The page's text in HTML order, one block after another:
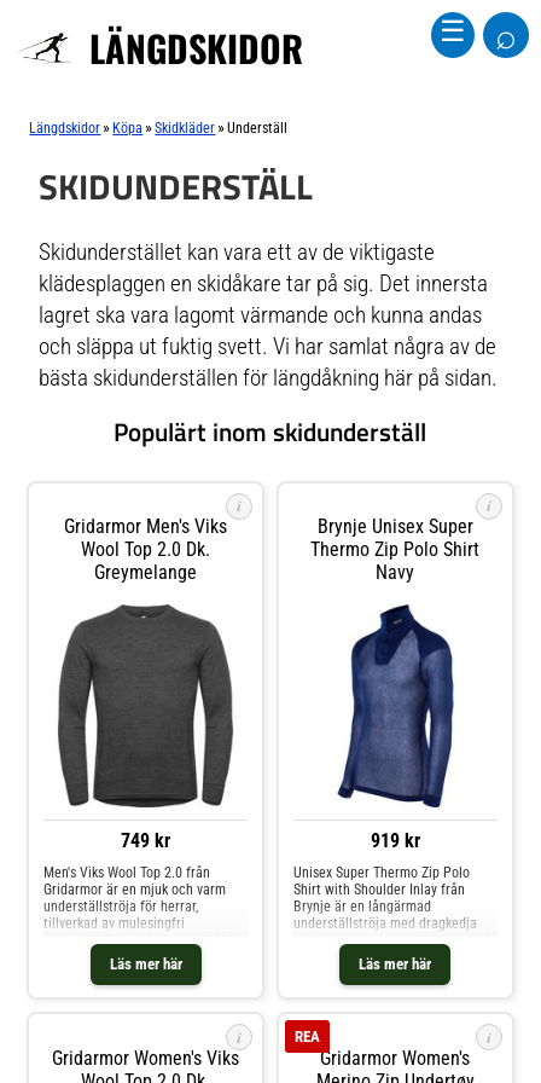
LÄNGDSKIDOR ☰ ⌕
Längdskidor » Köpa »Skidkläder »Underställ
SKIDUNDERSTÄLL
Skidunderstället kan vara ett av de viktigaste
klädesplaggen en skidåkare tar på sig. Det innersta
lagret ska vara lagomt värmande och kunna andas
och släppa ut fuktig svett. Vi har samlat några av de
bästa skidunderställen för längdåkning här på sidan.
Populärt inom skidunderställ
i
Gridarmor Men's Viks
Wool Top 2.0 Dk.
Greymelange
749 kr
Läs mer här
Men's Viks Wool Top 2.0 från
Gridarmor är en mjuk och varm
underställströja för herrar,
tillverkad av mulesingfri
merinoull. Tröjan har rundad hals,
litet brodyr på bröstet och
kontrastfärg på framstycket. På
insidan av nacken sitter en tryckt
tygetikett. Detta för att förhindra
Material: 100 % ull
i
Brynje Unisex Super
Thermo Zip Polo Shirt
Navy
919 kr
Läs mer här
Unisex Super Thermo Zip Polo
Shirt with Shoulder Inlay från
Brynje är en långärmad
underställströja med dragkedja
och axelinlägg som skyddar när du
bär ryggsäck. Få kontaktpunkter
mot hudenVid låg aktivitet hålls
värmen kvar och köldbroar
förångas överskottsvärmen
effektivt genom
nätetSnabbtorkande tygBibehåller
funktionaliteten även under
i
Gridarmor Women's Viks
i
Gridarmor Women's
REA